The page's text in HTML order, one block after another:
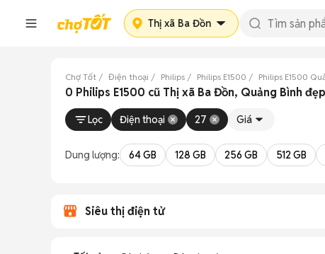
Thị xã Ba Đồn
Chợ Tốt Điện thoại Philips Philips E1500 Philips E1500
0 Philips E1500 cũ Thị xã Ba Đồn, Quảng Bình đẹp
Lọc Điện thoại 27 Giá
Dung lượng: 64 GB 128 GB 256 GB 512 GB
Siêu thị điện tử